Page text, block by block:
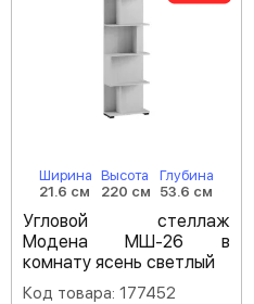
Ширина
21.6 см
Высота
220 см
Глубина
53.6 см
Угловой стеллаж
Модена МШ-26 в
комнату ясень светлый
Код товара: 177452